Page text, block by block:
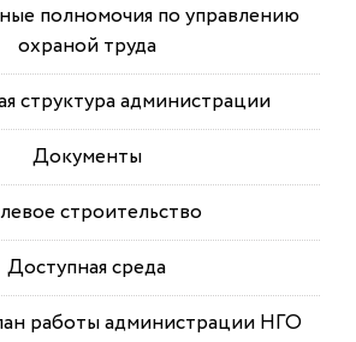
полномочия по управлению
охраной труда
структура администрации
Документы
строительство
Доступная среда
работы администрации НГО